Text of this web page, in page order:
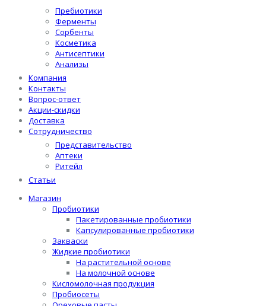
Пребиотики
Ферменты
Сорбенты
Косметика
Антисептики
Анализы
Компания
Контакты
Вопрос-ответ
Акции-скидки
Доставка
Сотрудничество
Представительство
Аптеки
Ритейл
Статьи
Магазин
Пробиотики
Пакетированные пробиотики
Капсулированные пробиотики
Закваски
Жидкие пробиотики
На растительной основе
На молочной основе
Кисломолочная продукция
Пробиосеты